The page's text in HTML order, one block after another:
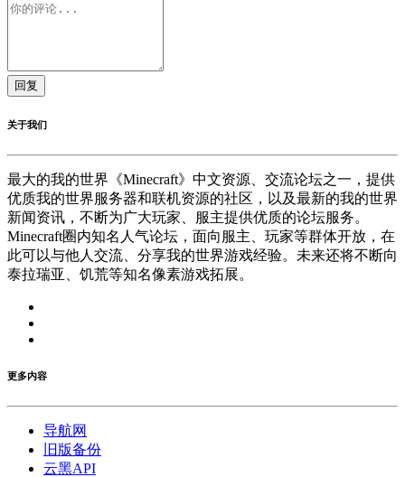
回复
关于我们
最大的我的世界《Minecraft》中文资源、交流论坛之一，提供
优质我的世界服务器和联机资源的社区，以及最新的我的世界
新闻资讯，不断为广大玩家、服主提供优质的论坛服务。
Minecraft圈内知名人气论坛，面向服主、玩家等群体开放，在
此可以与他人交流、分享我的世界游戏经验。未来还将不断向
泰拉瑞亚、饥荒等知名像素游戏拓展。
更多内容
导航网
旧版备份
云黑API